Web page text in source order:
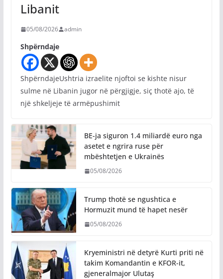
Libanit
05/08/2026 admin
Shpërndaje
ShpërndajeUshtria izraelite njoftoi se kishte nisur
sulme në Libanin jugor në përgjigje, siç thotë ajo, të
një shkeljeje të armëpushimit
BE-ja siguron 1.4 miliardë euro nga
asetet e ngrira ruse për
mbështetjen e Ukrainës
05/08/2026
Trump thotë se ngushtica e
Hormuzit mund të hapet nesër
05/08/2026
Kryeministri në detyrë Kurti priti në
takim Komandantin e KFOR-it,
gjeneralmajor Ulutaş